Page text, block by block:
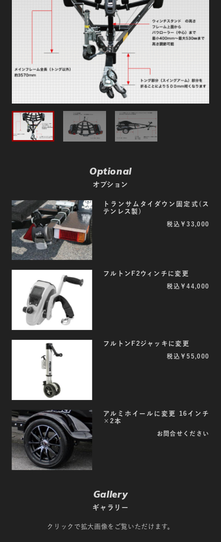
Optional
オプション
トランサムタイダウン固定式(ス
テンレス製)
税込￥33,000
フルトンF2ウィンチに変更
税込￥44,000
フルトンF2ジャッキに変更
税込￥55,000
アルミホイールに変更 16インチ
×2本
お問合せください
Gallery
ギャラリー
クリックで拡大画像をご覧いただけます。